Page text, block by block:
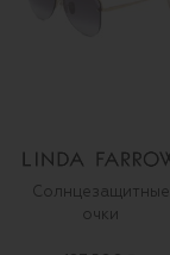
Солнцезащитные
очки